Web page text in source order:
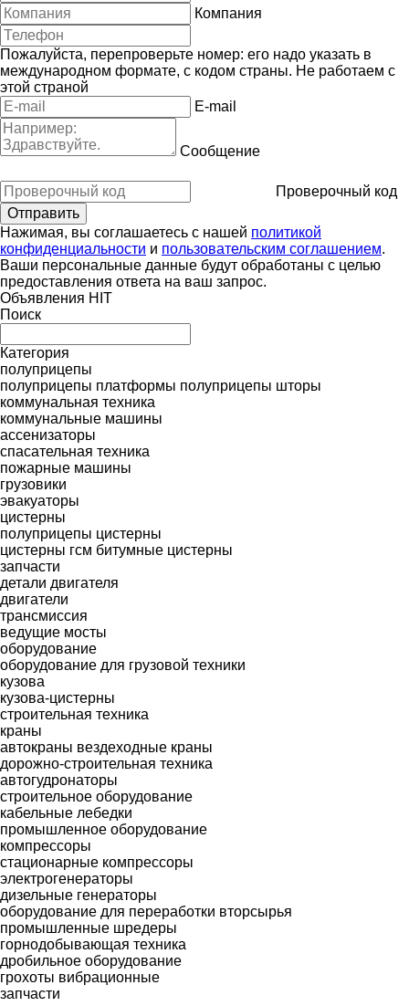
Компания
Пожалуйста, перепроверьте номер: его надо указать в
международном формате, с кодом страны. Не работаем с
этой страной
E-mail
Сообщение
Проверочный код
Нажимая, вы соглашаетесь с нашей политикой
конфиденциальности и пользовательским соглашением.
Ваши персональные данные будут обработаны с целью
предоставления ответа на ваш запрос.
Объявления HIT
Поиск
Категория
полуприцепы
полуприцепы платформы полуприцепы шторы
коммунальная техника
коммунальные машины
ассенизаторы
спасательная техника
пожарные машины
грузовики
эвакуаторы
цистерны
полуприцепы цистерны
цистерны гсм битумные цистерны
запчасти
детали двигателя
двигатели
трансмиссия
ведущие мосты
оборудование
оборудование для грузовой техники
кузова
кузова-цистерны
строительная техника
краны
автокраны вездеходные краны
дорожно-строительная техника
автогудронаторы
строительное оборудование
кабельные лебедки
промышленное оборудование
компрессоры
стационарные компрессоры
электрогенераторы
дизельные генераторы
оборудование для переработки вторсырья
промышленные шредеры
горнодобывающая техника
дробильное оборудование
грохоты вибрационные
запчасти